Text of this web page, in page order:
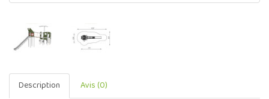
Description Avis (0)